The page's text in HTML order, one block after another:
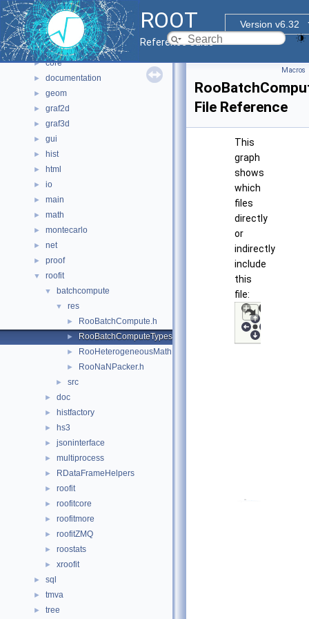
ROOT
Version v6.32
Reference Guide
► All Classes
▼ Files
▼ File List
► bindings
► core
► documentation
► geom
► graf2d
► graf3d
► gui
► hist
► html
► io
► main
► math
► montecarlo
► net
► proof
▼ roofit
▼ batchcompute
▼ res
► RooBatchCompute.h
► RooBatchComputeTypes.h
► RooHeterogeneousMath.h
► RooNaNPacker.h
► src
► doc
► histfactory
► hs3
► jsoninterface
► multiprocess
► RDataFrameHelpers
► roofit
► roofitcore
► roofitmore
► roofitZMQ
► roostats
► xroofit
► sql
► tmva
► tree
Macros
File Reference
This
graph
shows
which
files
directly
or
indirectly
include
this
file: